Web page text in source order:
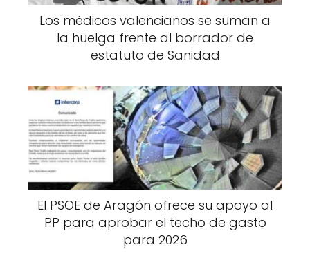
Los médicos valencianos se suman a
la huelga frente al borrador de
estatuto de Sanidad
El PSOE de Aragón ofrece su apoyo al
PP para aprobar el techo de gasto
para 2026